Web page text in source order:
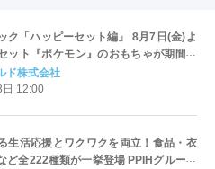
ク「ハッピーセット編」 8月7日(金)よ
ット『ポケモン』のおもちゃが期間限
ド株式会社
12:00
生活応援とワクワクを両立！食品・衣
ど全222種類が一挙登場 PPIHグループ